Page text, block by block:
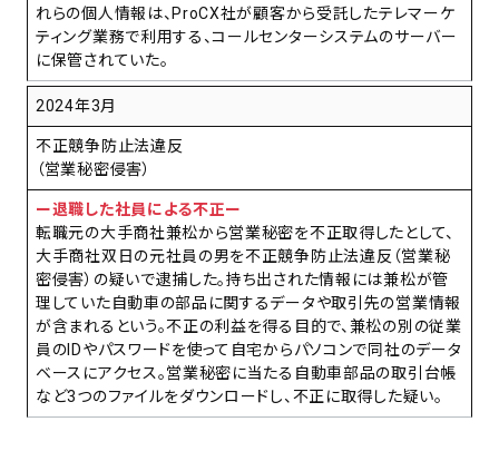
れらの個人情報は、ProCX社が顧客から受託したテレマーケ
ティング業務で利用する、コールセンターシステムのサーバー
に保管されていた。
2024年3月
不正競争防止法違反
（営業秘密侵害）
ー退職した社員による不正ー
転職元の大手商社兼松から営業秘密を不正取得したとして、
大手商社双日の元社員の男を不正競争防止法違反（営業秘
密侵害）の疑いで逮捕した。持ち出された情報には兼松が管
理していた自動車の部品に関するデータや取引先の営業情報
が含まれるという。不正の利益を得る目的で、兼松の別の従業
員のIDやパスワードを使って自宅からパソコンで同社のデータ
ベースにアクセス。営業秘密に当たる自動車部品の取引台帳
など3つのファイルをダウンロードし、不正に取得した疑い。